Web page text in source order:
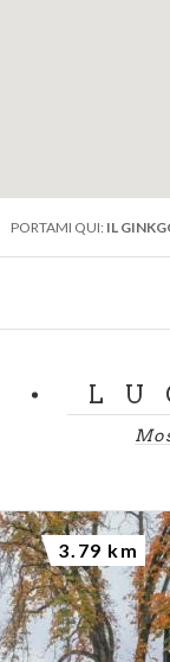
PORTAMI QUI: IL
3.79 km